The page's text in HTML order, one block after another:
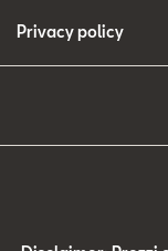
Privacy policy